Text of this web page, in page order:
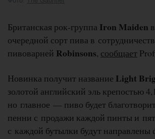
Британская рок-группа Iron Maiden
очередной сорт пива в
пивоварней Robinsons, сообщает
Новинка получит название Light
золотой английский эль крепостью
но главное — пиво будет
пенни с продажи каждой пинты и
с каждой бутылки будут